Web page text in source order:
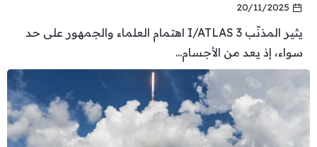
20/11/2025
يثير المذنّب 3 I/ATLAS اهتمام العلماء والجمهور على حد
سواء، إذ يعد من الأجسام...